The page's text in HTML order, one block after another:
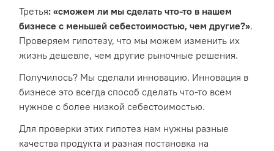
Третья: «сможем ли мы сделать что-то в нашем
бизнесе с меньшей себестоимостью, чем другие?».
Проверяем гипотезу, что мы можем изменить их
жизнь дешевле, чем другие рыночные решения.
Получилось? Мы сделали инновацию. Инновация в
бизнесе это всегда способ сделать что-то всем
нужное с более низкой себестоимостью.
Для проверки этих гипотез нам нужны разные
качества продукта и разная постановка на